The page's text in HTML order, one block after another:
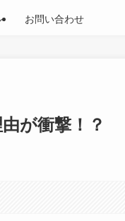
お問い合わせ
が衝撃！？